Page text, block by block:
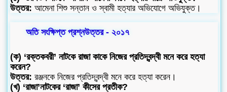
উত্তর: আমেনা শিশু সন্তান ও স্বামী হত্যার অভিযোগে অভিযুক্ত।
অতি সংক্ষিপ্ত প্রশ্নউত্তর - ২০১৭
(ক) ‘রক্তকবরী’ নাটকে রাজা কাকে নিজের প্রতিদ্বন্দ্বী মনে করে হত্যা
করেন?
উত্তর: রঞ্জনকে নিজের প্রতিদ্বন্দ্বী মনে করে হত্যা করেন।
(খ) ‘রাজা’নাটকের ‘রাজা’ কীসের প্রতীক?